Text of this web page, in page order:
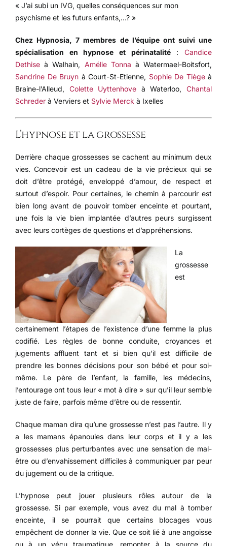
« J’ai subi un IVG, quelles conséquences sur mon
psychisme et les futurs enfants,…? »
Chez Hypnosia, 7 membres de l’équipe ont suivi une
spécialisation en hypnose et périnatalité:Candice
Dethise à Walhain, Amélie Tonna à Watermael-Boitsfort,
Sandrine De Bruyn à Court-St-Etienne, Sophie De Tiègeà
Braine-l’Alleud, Colette Uyttenhove à Waterloo,Chantal
Schreder à Verviers et Sylvie Merck à Ixelles
L’hypnose et la grossesse
Derrière chaque grossesses se cachent au minimum deux
vies. Concevoir est un cadeau de la vie précieux qui se
doit d’être protégé, enveloppé d’amour, de respect et
surtout d’espoir. Pour certaines, le chemin à parcourir est
bien long avant de pouvoir tomber enceinte et pourtant,
une fois la vie bien implantée d’autres peurs surgissent
avec leurs cortèges de questions et d’appréhensions.
La
grossesse
est
certainement l’étapes de l’existence d’une femme la plus
codifié. Les règles de bonne conduite, croyances et
jugements affluent tant et si bien qu’il est difficile de
prendre les bonnes décisions pour son bébé et pour soi-
même. Le père de l’enfant, la famille, les médecins,
l’entourage ont tous leur « mot à dire » sur qu’il leur semble
juste de faire, parfois même d’être ou de ressentir.
Chaque maman dira qu’une grossesse n’est pas l’autre. Il y
a les mamans épanouies dans leur corps et il y a les
grossesses plus perturbantes avec une sensation de mal-
être ou d’envahissement difficiles à communiquer par peur
du jugement ou de la critique.
L’hypnose peut jouer plusieurs rôles autour de la
grossesse. Si par exemple, vous avez du mal à tomber
enceinte, il se pourrait que certains blocages vous
empêchent de donner la vie. Que ce soit lié à une angoisse
ou à un vécu traumatique, remonter à la source du